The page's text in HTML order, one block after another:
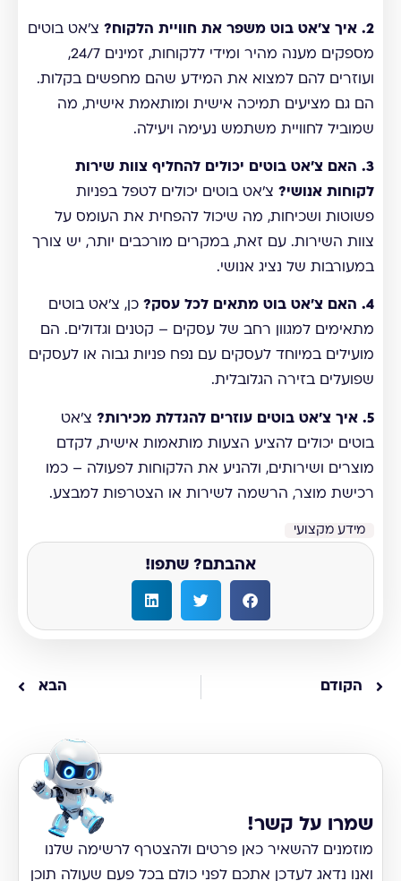
2. איך צ'אט בוט משפר את חוויית הלקוח?
צ'אט בוטים
מספקים מענה מהיר ומידי ללקוחות, זמינים 24/7,
ועוזרים להם למצוא את המידע שהם מחפשים בקלות.
הם גם מציעים תמיכה אישית ומותאמת אישית, מה
שמוביל לחוויית משתמש נעימה ויעילה.
3. האם צ'אט בוטים יכולים להחליף צוות שירות
לקוחות אנושי? צ'אט בוטים יכולים לטפל בפניות
פשוטות ושכיחות, מה שיכול להפחית את העומס על
צוות השירות. עם זאת, במקרים מורכבים יותר, יש צורך
במעורבות של נציג אנושי.
4. האם צ'אט בוט מתאים לכל עסק?
כן, צ'אט בוטים
מתאימים למגוון רחב של עסקים – קטנים וגדולים. הם
מועילים במיוחד לעסקים עם נפח פניות גבוה או לעסקים
שפועלים בזירה הגלובלית.
5. איך צ'אט בוטים עוזרים להגדלת מכירות?
צ'אט
בוטים יכולים להציע הצעות מותאמות אישית, לקדם
מוצרים ושירותים, ולהניע את הלקוחות לפעולה – כמו
רכישת מוצר, הרשמה לשירות או הצטרפות למבצע.
מידע מקצועי
אהבתם? שתפו!
הקודם הבא
שמרו על קשר!
מוזמנים להשאיר כאן פרטים ולהצטרף לרשימה שלנו
ואנו נדאג לעדכן אתכם לפני כולם בכל פעם שעולה תוכן